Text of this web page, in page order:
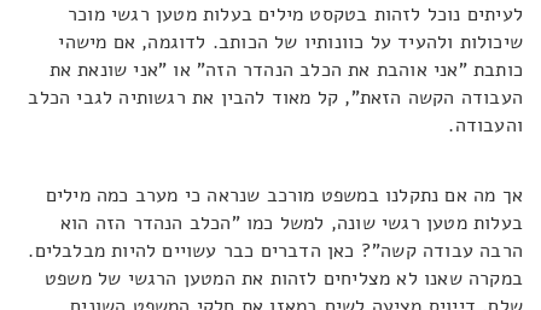
לעיתים נוכל לזהות בטקסט מילים בעלות מטען רגשי מוכר
שיכולות ולהעיד על כוונותיו של הכותב. לדוגמה, אם מישהי
כותבת "אני אוהבת את הכלב הנהדר הזה" או "אני שונאת את
העבודה הקשה הזאת", קל מאוד להבין את רגשותיה לגבי הכלב
והעבודה.
אך מה אם נתקלנו במשפט מורכב שנראה כי מערב כמה מילים
בעלות מטען רגשי שונה, למשל כמו "הכלב הנהדר הזה הוא
הרבה עבודה קשה"? כאן הדברים כבר עשויים להיות מבלבלים.
במקרה שאנו לא מצליחים לזהות את המטען הרגשי של משפט